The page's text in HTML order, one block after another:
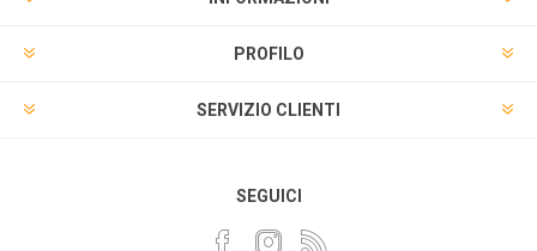
PROFILO
SERVIZIO CLIENTI
SEGUICI